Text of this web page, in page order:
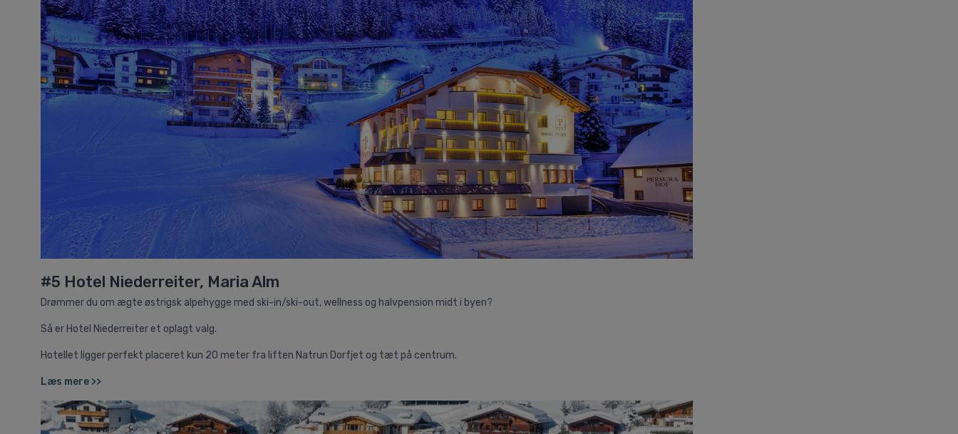
#5 Hotel Niederreiter, Maria Alm
Drømmer du om ægte østrigsk alpehygge med ski-in/ski-out, wellness og halvpension midt i byen?
Så er Hotel Niederreiter et oplagt valg.
Hotellet ligger perfekt placeret kun 20 meter fra liften Natrun Dorfjet og tæt på centrum.
Læs mere >>